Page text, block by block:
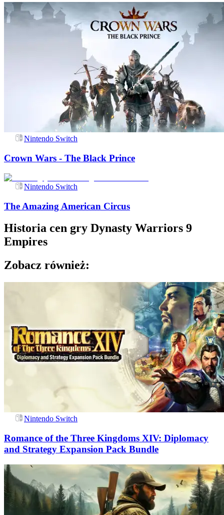
Nintendo Switch
Crown Wars - The Black Prince
Nintendo Switch
The Amazing American Circus
Historia cen gry Dynasty Warriors 9
Empires
Zobacz również:
Nintendo Switch
Romance of the Three Kingdoms XIV: Diplomacy
and Strategy Expansion Pack Bundle